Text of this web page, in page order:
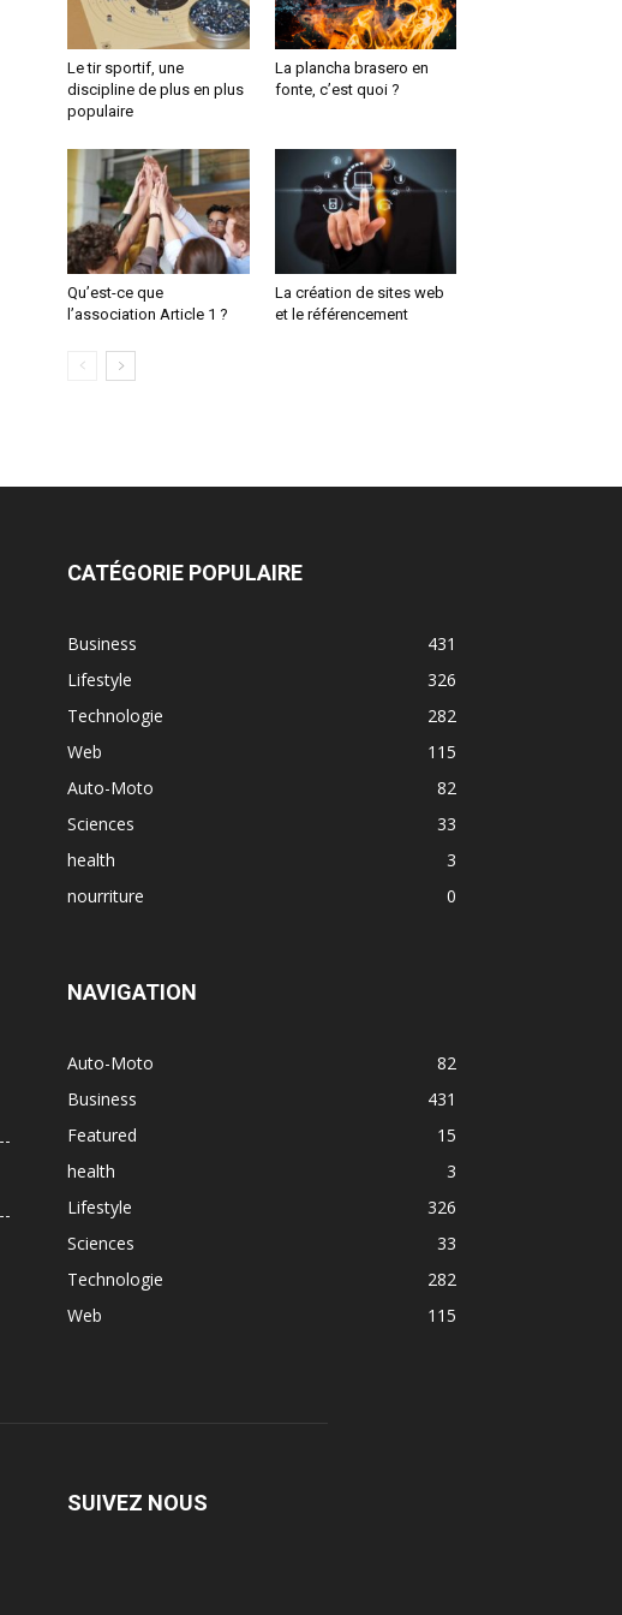
Le tir sportif, une
discipline de plus en plus
populaire
La plancha brasero en
fonte, c’est quoi ?
Qu’est-ce que
l’association Article 1 ?
La création de sites web
et le référencement
CATÉGORIE POPULAIRE
Business
431
Lifestyle
326
Technologie
282
Web
115
Auto-Moto
82
Sciences
33
health
3
nourriture
0
NAVIGATION
Auto-Moto
82
Business
431
Featured
15
health
3
Lifestyle
326
Sciences
33
Technologie
282
Web
115
SUIVEZ NOUS